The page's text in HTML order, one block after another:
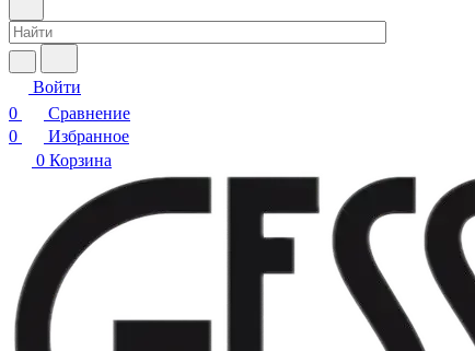
Войти
0
Сравнение
0
Избранное
0 Корзина